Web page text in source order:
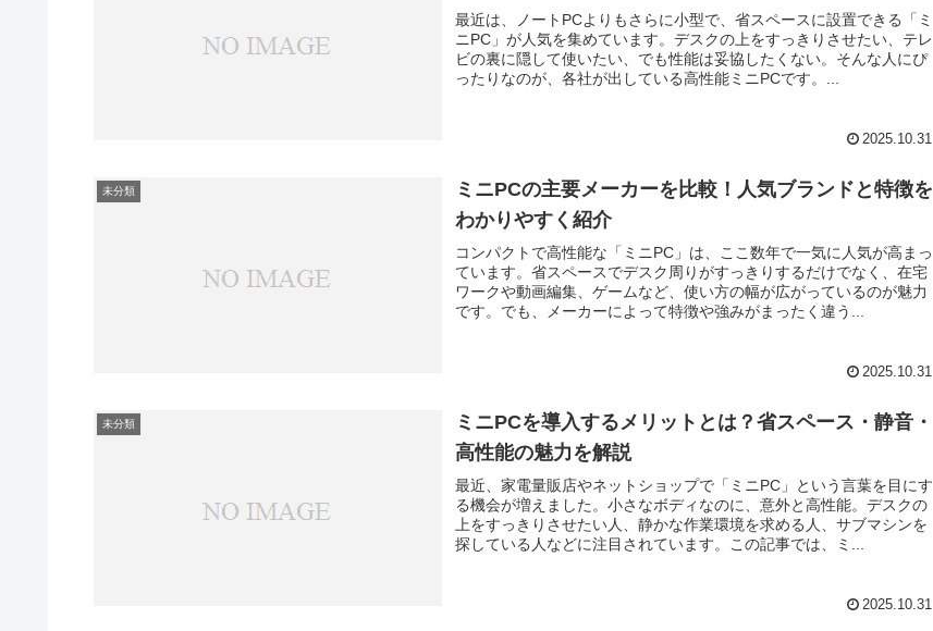
最近は、ノートPCよりもさらに小型で、省スペースに設置できる「ミ
ニPC」が人気を集めています。デスクの上をすっきりさせたい、テレ
ビの裏に隠して使いたい、でも性能は妥協したくない。そんな人にぴ
ったりなのが、各社が出している高性能ミニPCです。...
2025.10.31
未分類
ミニPCの主要メーカーを比較！人気ブランドと特徴を
わかりやすく紹介
コンパクトで高性能な「ミニPC」は、ここ数年で一気に人気が高まっ
ています。省スペースでデスク周りがすっきりするだけでなく、在宅
ワークや動画編集、ゲームなど、使い方の幅が広がっているのが魅力
です。でも、メーカーによって特徴や強みがまったく違う...
2025.10.31
未分類
ミニPCを導入するメリットとは？省スペース・静音・
高性能の魅力を解説
最近、家電量販店やネットショップで「ミニPC」という言葉を目にす
る機会が増えました。小さなボディなのに、意外と高性能。デスクの
上をすっきりさせたい人、静かな作業環境を求める人、サブマシンを
探している人などに注目されています。この記事では、ミ...
2025.10.31